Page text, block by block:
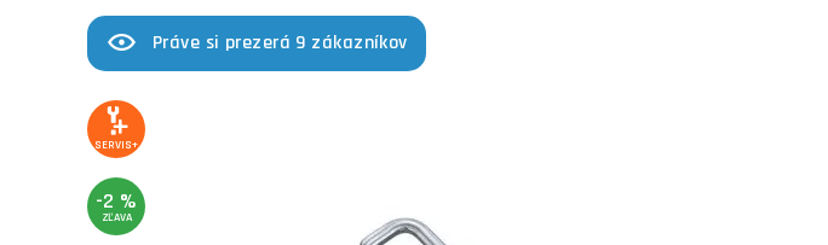
Práve si prezerá 9 zákazníkov
SERVIS+
-2 %
ZĽAVA